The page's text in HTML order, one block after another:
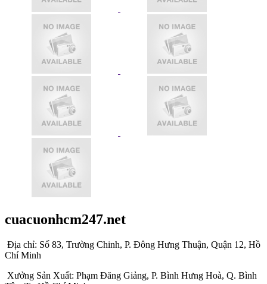
cuacuonhcm247.net
Địa chỉ: Số 83, Trường Chinh, P. Đông Hưng Thuận, Quận 12, Hồ
Chí Minh
Xưởng Sản Xuất: Phạm Đăng Giảng, P. Bình Hưng Hoà, Q. Bình